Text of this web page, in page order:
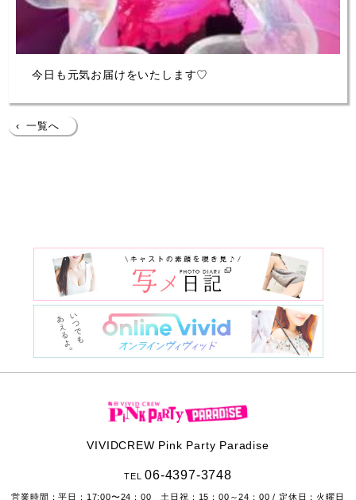
今日も元気お届けをいたします♡
‹ 一覧へ
VIVIDCREW Pink Party Paradise
TEL06-4397-3748
営業時間：平日：17:00〜24：00 土日祝：15：00～24：00 / 定休日：火曜日